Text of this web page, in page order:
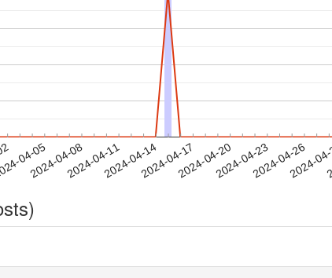
04-05
2024-04-082024-04-112024-04-142024-04-172024-04-202024-04-232024-04-26
2024-